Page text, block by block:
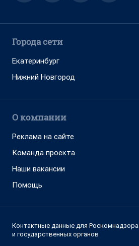
Города сети
Екатеринбург
Нижний Новгород
О компании
Реклама на сайте
Команда проекта
Наши вакансии
Помощь
Контактные данные для Роскомнадзора
и государственных органов